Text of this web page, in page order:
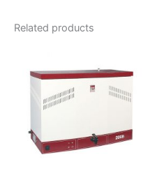
Related products